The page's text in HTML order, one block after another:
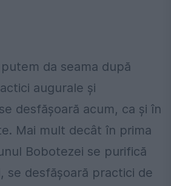
da seama după
augurale şi
desfăşoară acum, ca şi în
Mai mult decât în prima
Bobotezei se purifică
se desfăşoară practici de